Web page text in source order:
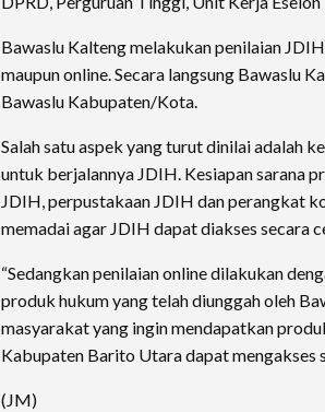
Bawaslu Kalteng melakukan penilaian
maupun online. Secara langsung Bawaslu
Bawaslu Kabupaten/Kota.
Salah satu aspek yang turut dinilai adalah
untuk berjalannya JDIH. Kesiapan sarana
JDIH, perpustakaan JDIH dan perangkat
memadai agar JDIH dapat diakses secara
“Sedangkan penilaian online dilakukan
produk hukum yang telah diunggah oleh
masyarakat yang ingin mendapatkan
Kabupaten Barito Utara dapat mengakses
(JM)